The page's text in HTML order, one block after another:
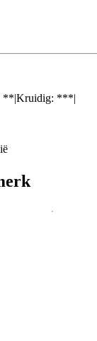
**|Kruidig: ***|